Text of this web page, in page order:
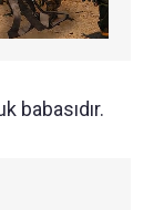
babasıdır.